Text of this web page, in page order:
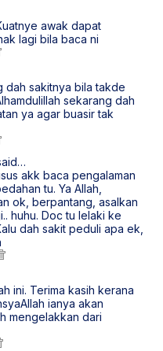
awak dapat
lagi bila baca ni
dah sakitnya bila takde
sekarang dah
ya agar buasir tak
akk baca pengalaman
tu. Ya Allah,
ok, berpantang, asalkan
huhu. Doc tu lelaki ke
dah sakit peduli apa ek,
ini. Terima kasih kerana
ianya akan
mengelakkan dari